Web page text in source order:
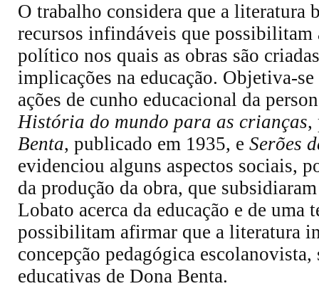
O trabalho considera que a literatura
recursos infindáveis que
político nos quais as obras são
implicações na educação. Objetiva-
ações de cunho educacional da
História do mundo para as crianças,
Benta, publicado em 1935, e Serões
evidenciou alguns aspectos sociais,
da produção da obra, que
Lobato acerca da educação e de uma
possibilitam afirmar que a literatura
concepção pedagógica
educativas de Dona Benta.